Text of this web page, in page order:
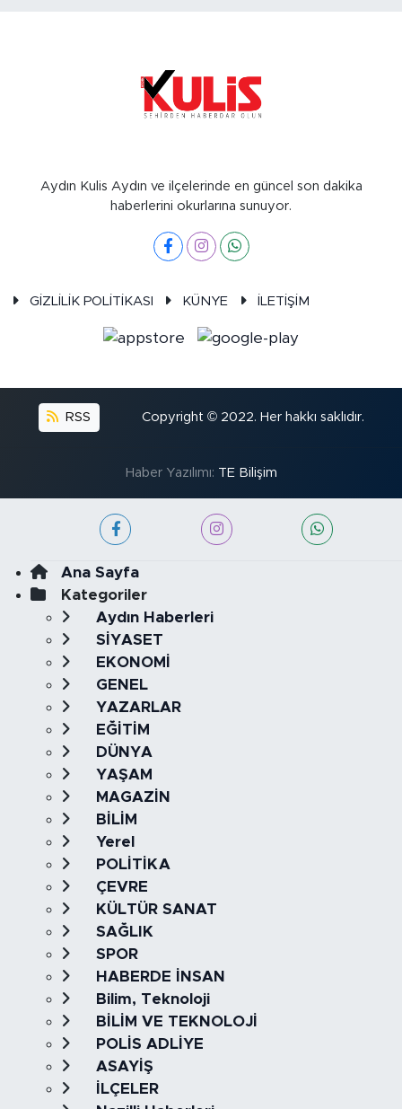
Aydın Kulis Aydın ve ilçelerinde en güncel son dakika
haberlerini okurlarına sunuyor.
GİZLİLİK POLİTİKASI KÜNYE İLETİŞİM
RSS Copyright © 2022. Her hakkı saklıdır.
Haber Yazılımı: TE Bilişim
Ana Sayfa
Kategoriler
Aydın Haberleri
SİYASET
EKONOMİ
GENEL
YAZARLAR
EĞİTİM
DÜNYA
YAŞAM
MAGAZİN
BİLİM
Yerel
POLİTİKA
ÇEVRE
KÜLTÜR SANAT
SAĞLIK
SPOR
HABERDE İNSAN
Bilim, Teknoloji
BİLİM VE TEKNOLOJİ
POLİS ADLİYE
ASAYİŞ
İLÇELER